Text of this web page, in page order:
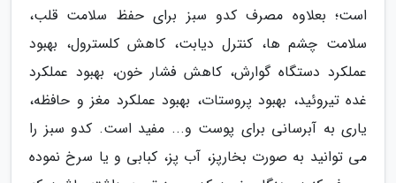
است؛ بعلاوه مصرف کدو سبز برای حفظ سلامت قلب،
سلامت چشم ها، کنترل دیابت، کاهش کلسترول، بهبود
عملکرد دستگاه گوارش، کاهش فشار خون، بهبود عملکرد
غده تیروئید، بهبود پروستات، بهبود عملکرد مغز و حافظه،
یاری به آبرسانی برای پوست و... مفید است. کدو سبز را
می توانید به صورت بخارپز، آب پز، کبابی و یا سرخ نموده